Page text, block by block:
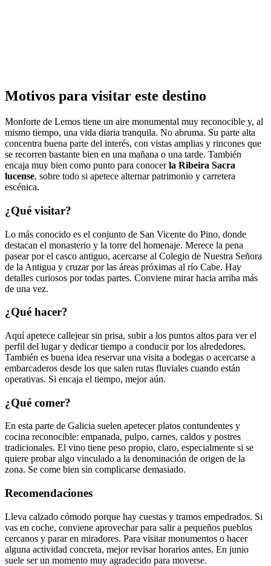
Motivos para visitar este destino
Monforte de Lemos tiene un aire monumental muy reconocible y, al
mismo tiempo, una vida diaria tranquila. No abruma. Su parte alta
concentra buena parte del interés, con vistas amplias y rincones que
se recorren bastante bien en una mañana o una tarde. También
encaja muy bien como punto para conocerla Ribeira Sacra
lucense, sobre todo si apetece alternar patrimonio y carretera
escénica.
¿Qué visitar?
Lo más conocido es el conjunto de San Vicente do Pino, donde
destacan el monasterio y la torre del homenaje. Merece la pena
pasear por el casco antiguo, acercarse al Colegio de Nuestra Señora
de la Antigua y cruzar por las áreas próximas al río Cabe. Hay
detalles curiosos por todas partes. Conviene mirar hacia arriba más
de una vez.
¿Qué hacer?
Aquí apetece callejear sin prisa, subir a los puntos altos para ver el
perfil del lugar y dedicar tiempo a conducir por los alrededores.
También es buena idea reservar una visita a bodegas o acercarse a
embarcaderos desde los que salen rutas fluviales cuando están
operativas. Si encaja el tiempo, mejor aún.
¿Qué comer?
En esta parte de Galicia suelen apetecer platos contundentes y
cocina reconocible: empanada, pulpo, carnes, caldos y postres
tradicionales. El vino tiene peso propio, claro, especialmente si se
quiere probar algo vinculado a la denominación de origen de la
zona. Se come bien sin complicarse demasiado.
Recomendaciones
Lleva calzado cómodo porque hay cuestas y tramos empedrados. Si
vas en coche, conviene aprovechar para salir a pequeños pueblos
cercanos y parar en miradores. Para visitar monumentos o hacer
alguna actividad concreta, mejor revisar horarios antes. En junio
suele ser un momento muy agradecido para moverse.